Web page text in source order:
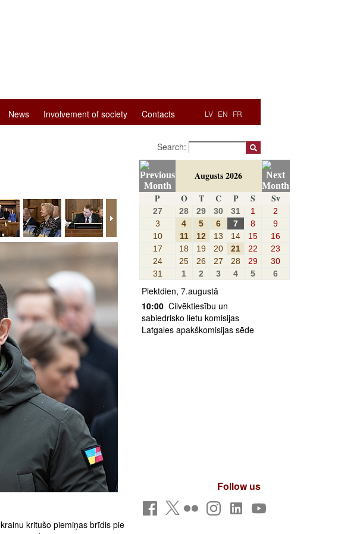
LV EN FR
News Involvement of society Contacts
kritušo piemiņas brīdis pie
Search:
Augusts 2026
P
O T C P S Sv
27 28 29 30 31 1
2
3
4 5 6 7 8
9
10
11 12 13 14 15
16
17
18 19 20 21 22
23
24
25 26 27 28 29
30
31
1 2 3 4 5 6
Piektdien, 7.augustā
10:00 Cilvēktiesību un
sabiedrisko lietu komisijas
Latgales apakškomisijas sēde
Follow us